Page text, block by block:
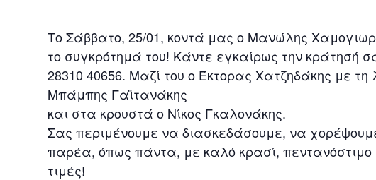
Το Σάββατο, 25/01, κοντά μας ο Μανώλης
το συγκρότημά του! Κάντε εγκαίρως την κράτησή
28310 40656. Μαζί του ο Έκτορας Χατζηδάκης με τη
Μπάμπης Γαϊτανάκης
και στα κρουστά ο Νίκος Γκαλονάκης.
Σας περιμένουμε να διασκεδάσουμε, να
παρέα, όπως πάντα, με καλό κρασί,
τιμές!